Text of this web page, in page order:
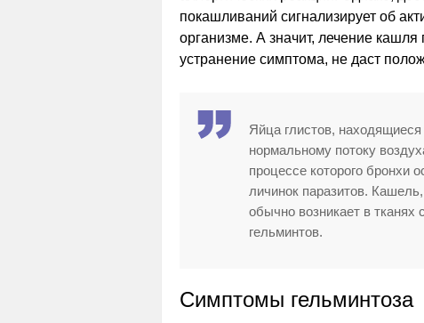
покашливаний сигнализирует об
организме. А значит, лечение
устранение симптома, не даст
Яйца глистов,
нормальному потоку
процессе которого бронхи
личинок паразитов.
обычно возникает в
гельминтов.
Симптомы гельминтоза